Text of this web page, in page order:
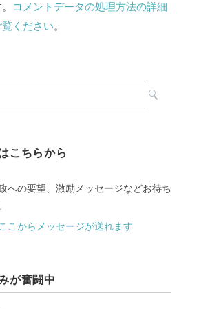
コメントデータの処理方法の詳細
ください。
こちらから
への要望、激励メッセージなどお待ち
こからメッセージが送れます
が奮闘中